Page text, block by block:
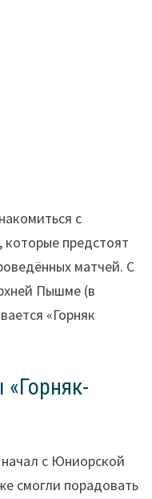
с
которые предстоят
матчей. С
Пышме (в
«Горняк
с Юниорской
смогли порадовать